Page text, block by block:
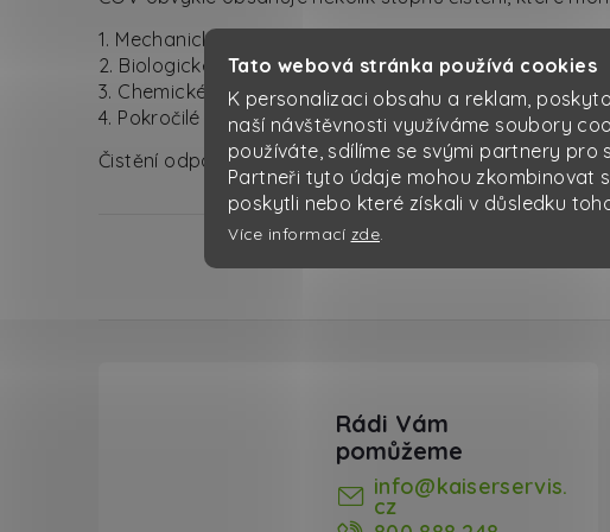
Tato webová stránka používá cookies
K personalizaci obsahu a reklam,
naší návštěvnosti využíváme soubory
používáte, sdílíme se svými partnery pro
Partneři tyto údaje mohou zkombinovat
poskytli nebo které získali v důsledku
Více informací zde
1. Mechanické čištění: Odstranění hrubých nečistot a
2. Biologické čištění: Rozklad organických látek
3. Chemické čištění: Použití chemikálií k odstranění
4. Pokročilé čištění: Další stupně pro odstranění
Čistění odpadních vod je klíčové pro ochranu vodních
info@kaiserservis.
cz